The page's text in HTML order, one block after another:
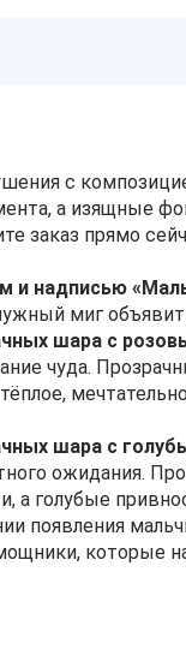
с
а изящные
заказ прямо
и надписью
миг
шара с
чуда.
шара с
ожидания.
а голубые
появления
которые